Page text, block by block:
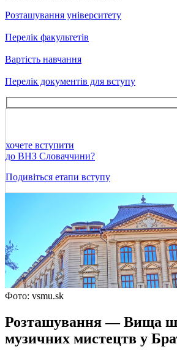
Розташування університету
Перелік факультетів
Вартість навчання
Перелік документів для вступу
хочете вступити
до ВНЗ Словаччини?
Подивіться етапи вступу
Фото: vsmu.sk
Розташування — Вища
музичних мистецтв у